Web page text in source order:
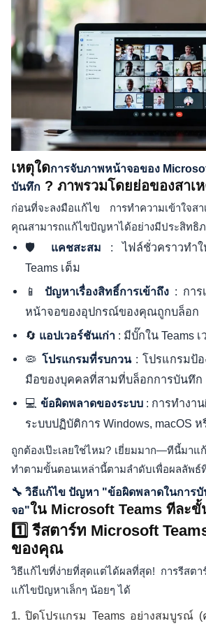
เหตุใดการจับภาพหน้าจอของ
บันทึก ? ภาพรวมโดยย่อของสาเ
ก่อนที่จะลงมือแก้ไข การทำความเข้าใจสา
คุณสามารถแก้ไขปัญหาได้อย่างมีประสิทธิ
🛡️ แคชสะสม : ไฟล์ชั่วคราวทำใ
Teams เต็ม
📱 ปัญหาเรื่องสิทธิ์การเข้าถึง : การ
หน้าจอของอุปกรณ์ของคุณถูกบล็อก
🔄 แอปเวอร์ชันเก่า : มีบั๊กใน Teams เ
🦠 โปรแกรมที่รบกวน: โปรแกรมป้อ
มือของบุคคลที่สามที่บล็อกการบันทึก
💻 ข้อผิดพลาดของระบบ: การทำงา
ระบบปฏิบัติการ Windows, macOS ห
ถูกต้องเป๊ะเลยใช่ไหม? เยี่ยมมาก—ทีนี้มาแ
ทำตามขั้นตอนเหล่านี้ตามลำดับเพื่อผลลัพธ์
🔧 วิธีแก้ไข ปัญหา "ข้อผิดพลาดในการ
จอ"ใน Microsoft Teams ทีละ
1️⃣ รีสตาร์ท Microsoft
ของคุณ
วิธีแก้ไขที่ง่ายที่สุดแต่ได้ผลที่สุด! การรีสตา
แก้ไขปัญหาเล็กๆ น้อยๆ ได้
ปิดโปรแกรม Teams อย่างสมบูรณ์